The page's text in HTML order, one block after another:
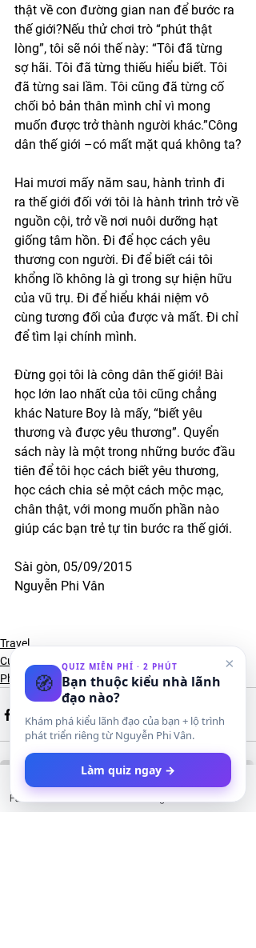
thật về con đường gian nan để bước ra
thế giới?Nếu thử chơi trò “phút thật
lòng”, tôi sẽ nói thế này: “Tôi đã từng
sợ hãi. Tôi đã từng thiếu hiểu biết. Tôi
đã từng sai lầm. Tôi cũng đã từng cố
chối bỏ bản thân mình chỉ vì mong
muốn được trở thành người khác.”Công
dân thế giới –có mất mặt quá không ta?
Hai mươi mấy năm sau, hành trình đi
ra thế giới đối với tôi là hành trình trở về
nguồn cội, trở về nơi nuôi dưỡng hạt
giống tâm hồn. Đi để học cách yêu
thương con người. Đi để biết cái tôi
khổng lồ không là gì trong sự hiện hữu
của vũ trụ. Đi để hiểu khái niệm vô
cùng tương đối của được và mất. Đi chỉ
để tìm lại chính mình.
Đừng gọi tôi là công dân thế giới! Bài
học lớn lao nhất của tôi cũng chẳng
khác Nature Boy là mấy, “biết yêu
thương và được yêu thương”. Quyển
sách này là một trong những bước đầu
tiên để tôi học cách biết yêu thương,
học cách chia sẻ một cách mộc mạc,
chân thật, với mong muốn phần nào
giúp các bạn trẻ tự tin bước ra thế giới.
Sài gòn, 05/09/2015
Nguyễn Phi Vân
Travel
Cuộc sống & hạnh phúc
Phát triển bản thân
Bài đăng gần đây Xem tất cả
Facebook
×
🧭
QUIZ MIỄN PHÍ · 2 PHÚT
Bạn thuộc kiểu nhà lãnh
đạo nào?
Khám phá kiểu lãnh đạo của bạn + lộ trình
phát triển riêng từ Nguyễn Phi Vân.
Làm quiz ngay →